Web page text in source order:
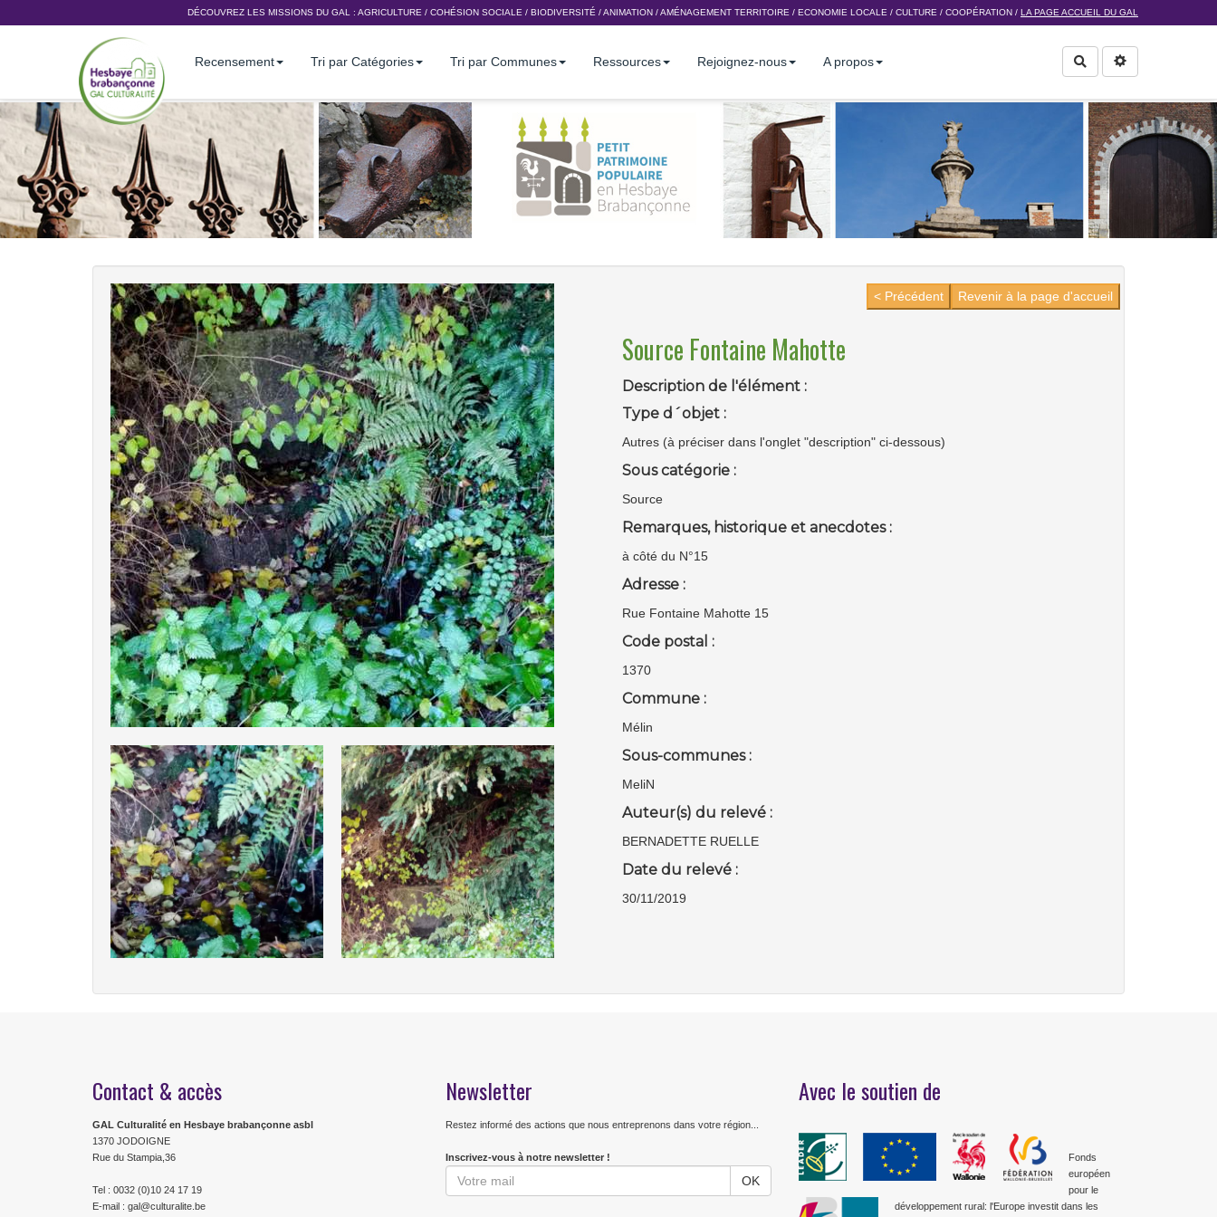
DÉCOUVREZ LES MISSIONS DU GAL : AGRICULTURE / COHÉSION SOCIALE / BIODIVERSITÉ /ANIMATION /AMÉNAGEMENT TERRITOIRE / ECONOMIE LOCALE / CULTURE / COOPÉRATION / LA PAGE ACCUEIL DU GAL
Recensement Tri par Catégories Tri par Communes Ressources Rejoignez-nous A propos Rechercher
Revenir à la page d'accueil
< Précédent
Source Fontaine Mahotte
Description de l'élément :
Type d´objet :
Autres (à préciser dans l'onglet "description" ci-dessous)
Sous catégorie :
Source
Remarques, historique et anecdotes :
à côté du N°15
Adresse :
Rue Fontaine Mahotte 15
Code postal :
1370
Commune :
Mélin
Sous-communes :
MeliN
Auteur(s) du relevé :
BERNADETTE RUELLE
Date du relevé :
30/11/2019
Contact & accès
GAL Culturalité en Hesbaye brabançonne asbl
1370 JODOIGNE
Rue du Stampia,36
Tel : 0032 (0)10 24 17 19
E-mail : gal@culturalite.be
Newsletter
Restez informé des actions que nous entreprenons dans votre région...
Inscrivez-vous à notre newsletter !
Avec le soutien de
Fonds
européen
pour le
développement rural: l'Europe investit dans les